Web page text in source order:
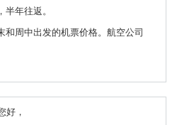
年往返。
和周中出发的机票价格。航空公司
好，